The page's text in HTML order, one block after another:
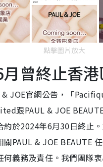
點擊圖片放大
曾終止香
& JOE官網公告，「
跟PAUL & JOE
約於2024年6月30日終止
關PAUL & JOE BEAUTE
何義務及責任。我們團隊